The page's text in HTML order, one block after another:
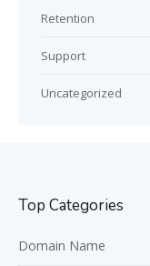
Retention
Support
Uncategorized
Top Categories
Domain Name